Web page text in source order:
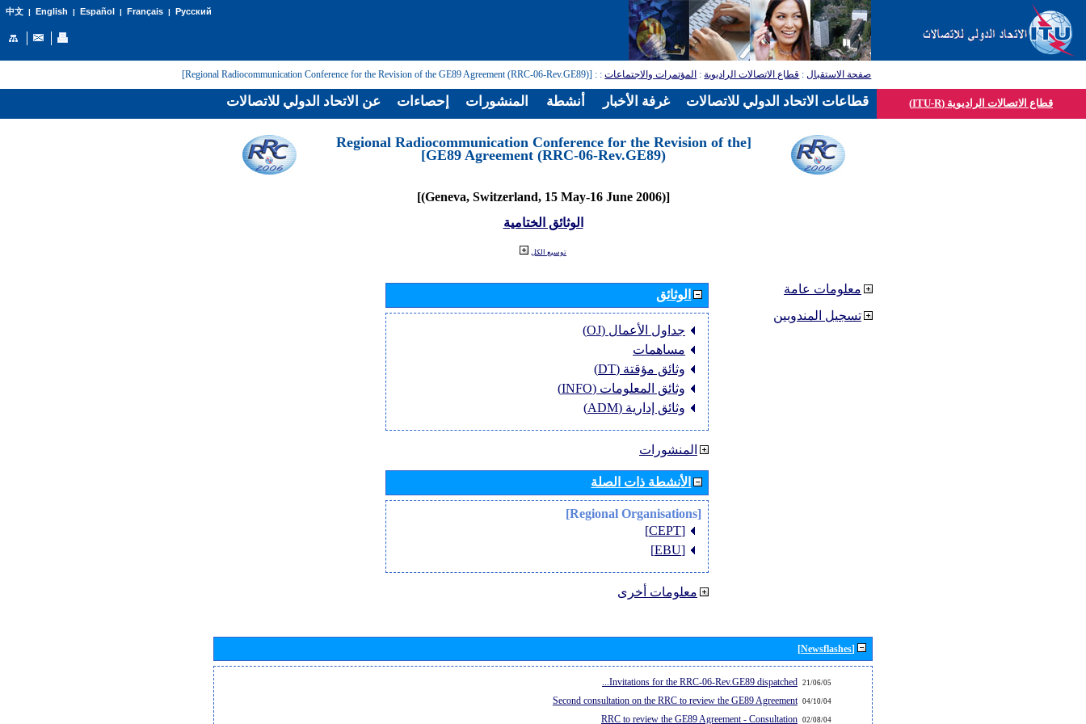
中文| English | Español | Français| Русский
صفحة الاستقبال: قطاع الاتصالات الراديوية: المؤتمرات والاجتماعات:
: [Regional Radiocommunication Conference for the Revision of the GE89 Agreement (RRC-06-Rev.GE89)]
قطاع الاتصالات الراديوية (ITU-R)
[Regional Radiocommunication Conference for the Revision of the
GE89 Agreement (RRC-06-Rev.GE89)]
[(Geneva, Switzerland, 15 May-16 June 2006)]
الوثائق الختامية
توسيع الكل
الوثائق
جداول الأعمال (OJ)
مساهمات
وثائق مؤقتة (DT)
وثائق المعلومات (INFO)
وثائق إدارية (ADM)
المنشورات
الأنشطة ذات الصلة
[Regional Organisations]
[CEPT]
[EBU]
معلومات أخرى
معلومات عامة
تسجيل المندوبين
[Newsflashes]
21/06/05
Invitations for the RRC-06-Rev.GE89 dispatched...
04/10/04
Second consultation on the RRC to review the GE89 Agreement
02/08/04
RRC to review the GE89 Agreement - Consultation
عن الاتحاد الدولي للاتصالات إحصاءات المنشورات أنشطة غرفة الأخبار قطاعات الاتحاد الدولي للاتصالات